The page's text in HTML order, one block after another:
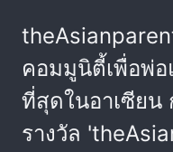
คอมมูนิตี้เพื่อพ่
ที่สุดในอาเซียน
รางวัล